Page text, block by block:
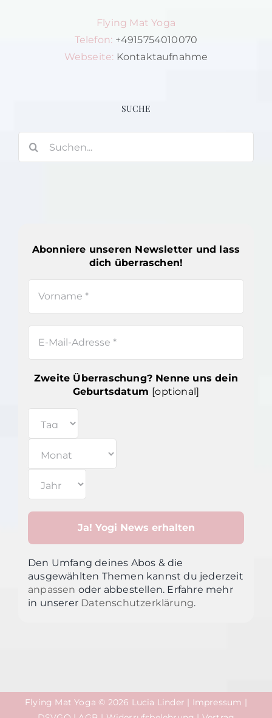
Flying Mat Yoga
Telefon: +4915754010070
Webseite: Kontaktaufnahme
SUCHE
Abonniere unseren Newsletter und lass
dich überraschen!
Zweite Überraschung? Nenne uns dein
Geburtsdatum [optional]
Den Umfang deines Abos & die
ausgewählten Themen kannst du jederzeit
anpassen oder abbestellen. Erfahre mehr
in unserer Datenschutzerklärung.
Flying Mat Yoga © 2026 Lucia Linder | Impressum |